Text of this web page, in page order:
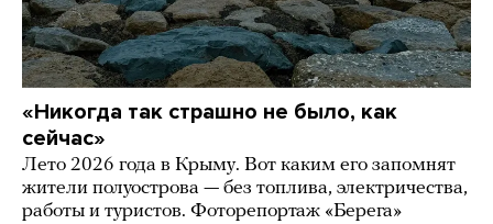
«Никогда так страшно не было, как
сейчас»
Лето 2026 года в Крыму. Вот каким его запомнят
жители полуострова — без топлива, электричества,
работы и туристов. Фоторепортаж «Берега»